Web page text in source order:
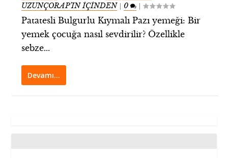
UZUNÇORAP’IN İÇİNDEN| 0 |
Patatesli Bulgurlu Kıymalı Pazı yemeği: Bir
yemek çocuğa nasıl sevdirilir? Özellikle
sebze...
Devamı…